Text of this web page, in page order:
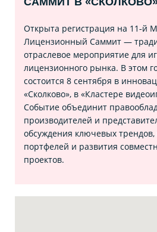
Открыта регистрация на 11‑й
Лицензионный Саммит —
отраслевое мероприятие для
лицензионного рынка. В этом
состоится 8 сентября в
«Сколково», в «Кластере
Событие объединит
производителей и
обсуждения ключевых
портфелей и развития
проектов.